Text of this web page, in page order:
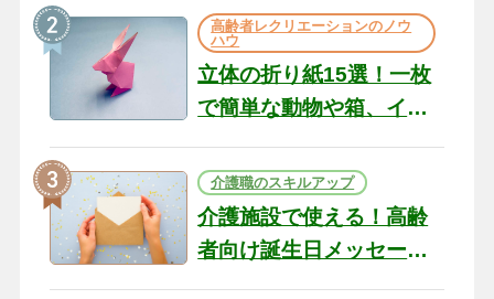
の現場から（22）
高齢者レクリエーションのノウ
ハウ
立体の折り紙15選！一枚
で簡単な動物や箱、イン
介護職のスキルアップ
介護施設で使える！高齢
者向け誕生日メッセージ